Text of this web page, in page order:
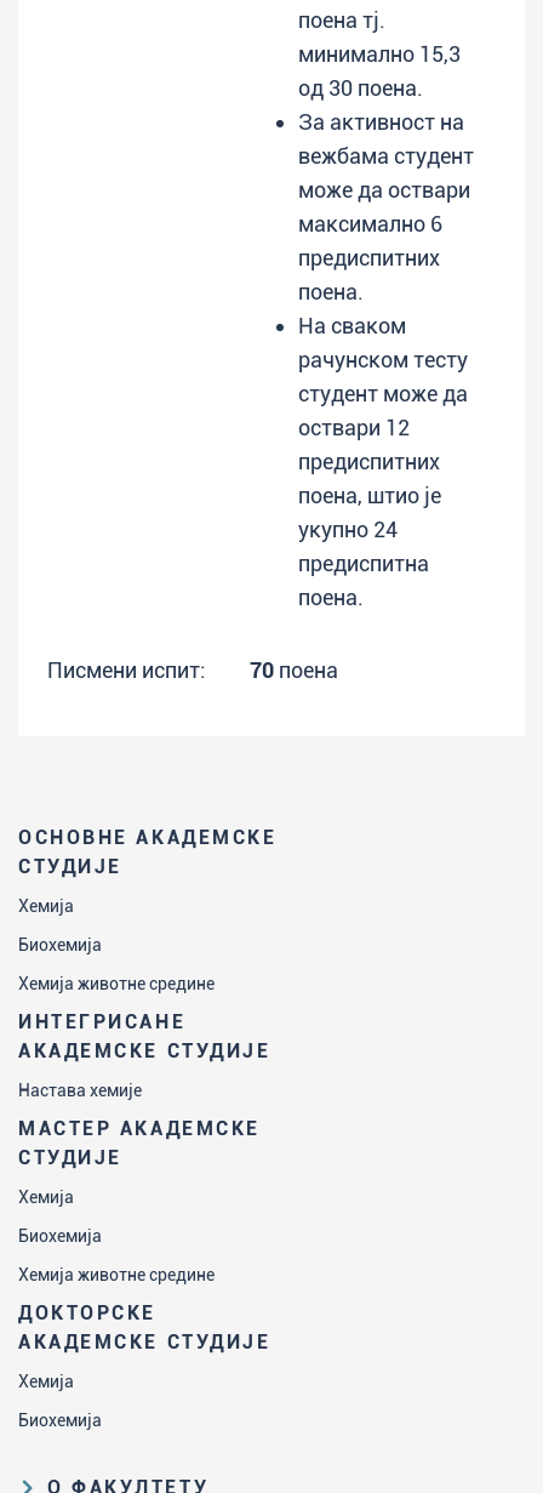
ОСНОВНЕ АКАДЕМСКЕ
СТУДИЈЕ
Хемија
Биохемија
Хемија животне средине
ИНТЕГРИСАНЕ
АКАДЕМСКЕ СТУДИЈЕ
Настава хемије
МАСТЕР АКАДЕМСКЕ
СТУДИЈЕ
Хемија
Биохемија
Хемија животне средине
ДОКТОРСКЕ
АКАДЕМСКЕ СТУДИЈЕ
Хемија
Биохемија
О ФАКУЛТЕТУ
поена тј.
минимално 15,3
од 30 поена.
За активност на
вежбама студент
може да оствари
максимално 6
предиспитних
поена.
На сваком
рачунском тесту
студент може да
оствари 12
предиспитних
поена, штио је
укупно 24
предиспитна
поена.
Писмени испит: 70 поена